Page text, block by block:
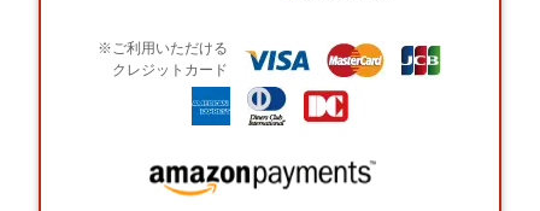
※ご利用いただける
クレジットカード